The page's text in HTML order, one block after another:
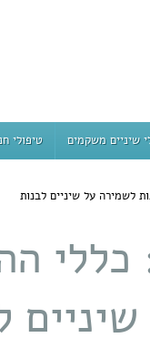
שיניים משקמים טיפולי
לשמירה על שיניים לבנות
כללי
שיניים